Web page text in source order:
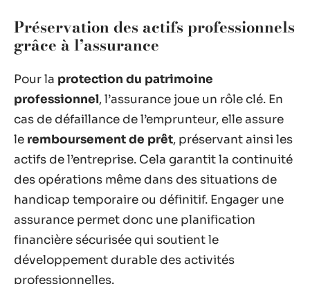
Préservation des actifs professionnels
grâce à l’assurance
Pour la protection du patrimoine
professionnel, l’assurance joue un rôle clé. En
cas de défaillance de l’emprunteur, elle assure
le remboursement de prêt, préservant ainsi les
actifs de l’entreprise. Cela garantit la continuité
des opérations même dans des situations de
handicap temporaire ou définitif. Engager une
assurance permet donc une planification
financière sécurisée qui soutient le
développement durable des activités
professionnelles.